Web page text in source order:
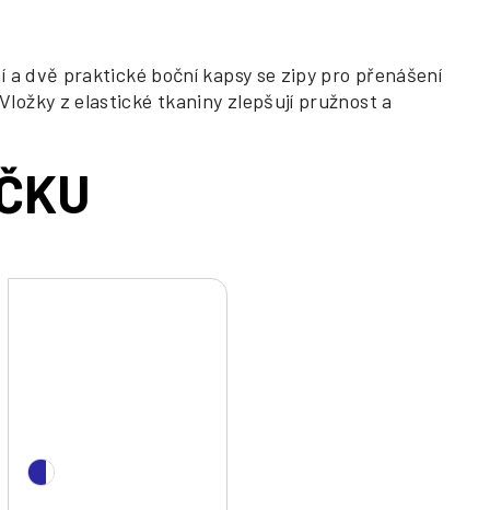
dvě praktické boční kapsy se zipy pro přenášení
z elastické tkaniny zlepšují pružnost a